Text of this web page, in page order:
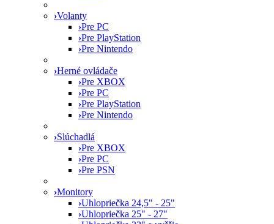
›Volanty
›Pre PC
›Pre PlayStation
›Pre Nintendo
›Herné ovládače
›Pre XBOX
›Pre PC
›Pre PlayStation
›Pre Nintendo
›Slúchadlá
›Pre XBOX
›Pre PC
›Pre PSN
›Monitory
›Uhlopriečka 24,5" - 25"
›Uhlopriečka 25" - 27"